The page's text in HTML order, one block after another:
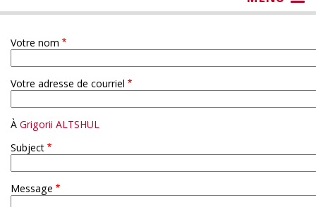
Votre nom
Votre adresse de courriel
À Grigorii ALTSHUL
Subject
Message